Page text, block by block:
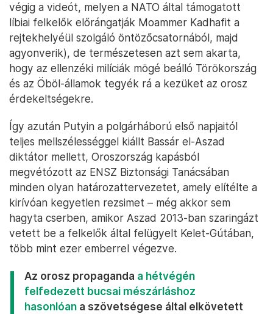
végig a videót, melyen a NATO által támogatott
líbiai felkelők előrángatják Moammer Kadhafit a
rejtekhelyéül szolgáló öntözőcsatornából, majd
agyonverik), de természetesen azt sem akarta,
hogy az ellenzéki milíciák mögé beálló Törökország
és az Öböl-államok tegyék rá a kezüket az orosz
érdekeltségekre.
Így azután Putyin a polgárháború első napjaitól
teljes mellszélességgel kiállt Bassár el-Aszad
diktátor mellett, Oroszország kapásból
megvétózott az ENSZ Biztonsági Tanácsában
minden olyan határozattervezetet, amely elítélte a
kirívóan kegyetlen rezsimet – még akkor sem
hagyta cserben, amikor Aszad 2013-ban szaringázt
vetett be a felkelők által felügyelt Kelet-Gútában,
több mint ezer emberrel végezve.
Az orosz propaganda a hétvégén
felfedezett bucsai mészárláshoz
hasonlóan a szövetségese által elkövetett